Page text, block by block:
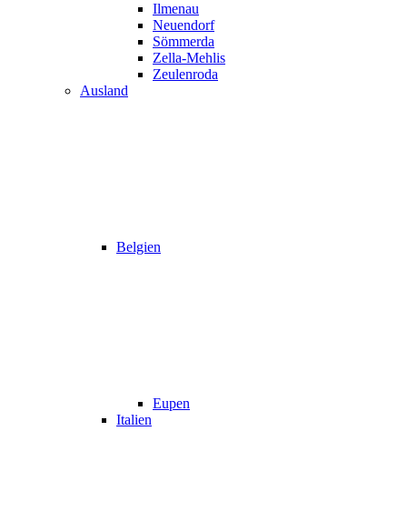
Ilmenau
Neuendorf
Sömmerda
Zella-Mehlis
Zeulenroda
Ausland
Belgien
Eupen
Italien